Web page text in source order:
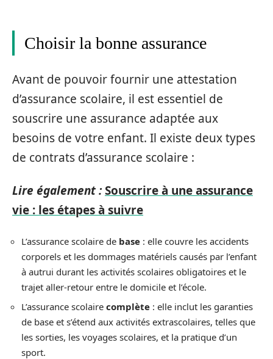
Choisir la bonne assurance
Avant de pouvoir fournir une attestation
d’assurance scolaire, il est essentiel de
souscrire une assurance adaptée aux
besoins de votre enfant. Il existe deux types
de contrats d’assurance scolaire :
Lire également :Souscrire à une assurance
vie : les étapes à suivre
L’assurance scolaire de base : elle couvre les accidents
corporels et les dommages matériels causés par l’enfant
à autrui durant les activités scolaires obligatoires et le
trajet aller-retour entre le domicile et l’école.
L’assurance scolaire complète : elle inclut les garanties
de base et s’étend aux activités extrascolaires, telles que
les sorties, les voyages scolaires, et la pratique d’un
sport.